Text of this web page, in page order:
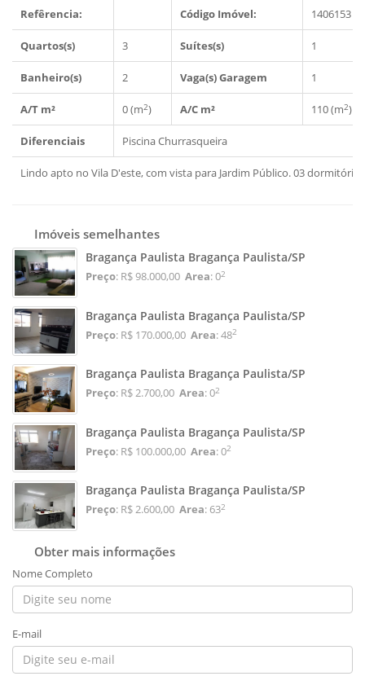
Refêrencia: Código Imóvel: 1406153
Quartos(s) 3 Suítes(s) 1
Banheiro(s) 2 Vaga(s) Garagem 1
A/T m² 0 (m2) A/C m² 110 (m2)
Diferenciais PiscinaChurrasqueira
Lindo apto no Vila D'este, com vista para Jardim Público. 03
Imóveis semelhantes
Bragança Paulista Bragança Paulista/SP
Preço: R$ 98.000,00 Area: 02
Bragança Paulista Bragança Paulista/SP
Preço: R$ 170.000,00 Area: 482
Bragança Paulista Bragança Paulista/SP
Preço: R$ 2.700,00 Area: 02
Bragança Paulista Bragança Paulista/SP
Preço: R$ 100.000,00 Area: 02
Bragança Paulista Bragança Paulista/SP
Preço: R$ 2.600,00 Area: 632
Obter mais informações
Nome Completo
E-mail